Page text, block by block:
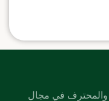
في مجال